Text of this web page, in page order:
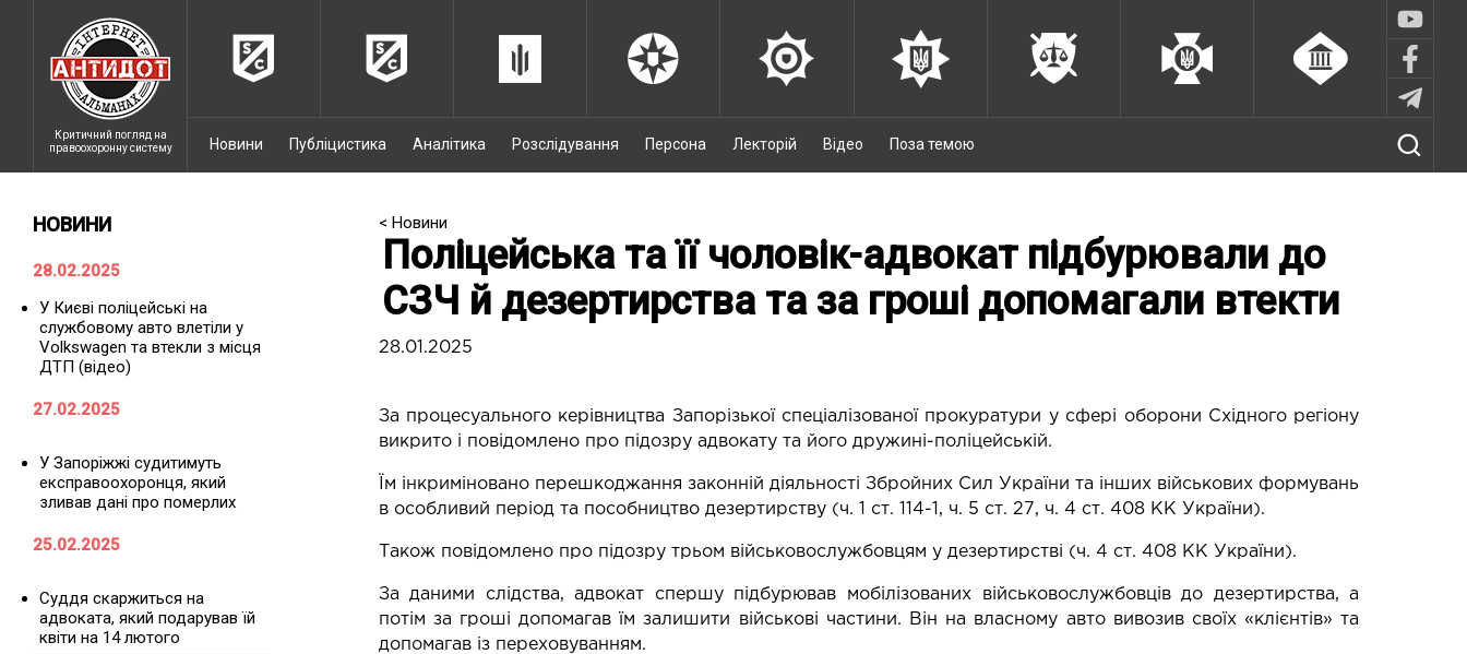
Критичний погляд на
правоохоронну систему
Новини Публіцистика Аналітика Розслідування Персона Лекторій Відео Поза темою
НОВИНИ
28.02.2025
У Києві поліцейські на
службовому авто влетіли у
Volkswagen та втекли з місця
ДТП (відео)
27.02.2025
У Запоріжжі судитимуть
експравоохоронця, який
зливав дані про померлих
25.02.2025
Суддя скаржиться на
адвоката, який подарував їй
квіти на 14 лютого
< Новини
Поліцейська та її чоловік-адвокат підбурювали до
СЗЧ й дезертирства та за гроші допомагали втекти
28.01.2025
За процесуального керівництва Запорізької спеціалізованої прокуратури у сфері оборони Східного регіону
викрито і повідомлено про підозру адвокату та його дружині-поліцейській.
Їм інкриміновано перешкоджання законній діяльності Збройних Сил України та інших військових формувань
в особливий період та пособництво дезертирству (ч. 1 ст. 114-1, ч. 5 ст. 27, ч. 4 ст. 408 КК України).
Також повідомлено про підозру трьом військовослужбовцям у дезертирстві (ч. 4 ст. 408 КК України).
За даними слідства, адвокат спершу підбурював мобілізованих військовослужбовців до дезертирства, а
потім за гроші допомагав їм залишити військові частини. Він на власному авто вивозив своїх «клієнтів» та
допомагав із переховуванням.